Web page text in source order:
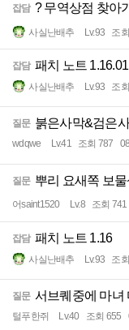
잡담 ? 무역상점 찾아
사실난배추 Lv.93 조
잡담 패치 노트
사실난배추 Lv.93 조
질문 붉은사막&검은
wdqwe Lv.41 조회 787
질문 뿌리 요새쪽 보
어saint1520 Lv.8 조회 741
잡담 패치 노트 1.16
사실난배추 Lv.93 조
질문 서브퀘중에 마녀
털푸한쥐 Lv.40 조회 655